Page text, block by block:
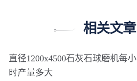
相关文章
直径1200x4500石灰石球磨机每小
时产量多大